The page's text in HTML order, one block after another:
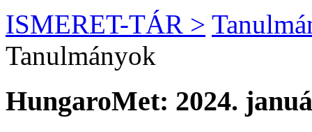
ISMERET-TÁR >
Tanulmányok
HungaroMet: 2024.